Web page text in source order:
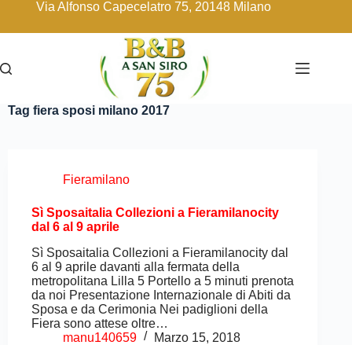
Via Alfonso Capecelatro 75, 20148 Milano
Tag fiera sposi milano 2017
Fieramilano
Sì Sposaitalia Collezioni a Fieramilanocity
dal 6 al 9 aprile
Sì Sposaitalia Collezioni a Fieramilanocity dal
6 al 9 aprile davanti alla fermata della
metropolitana Lilla 5 Portello a 5 minuti prenota
da noi Presentazione Internazionale di Abiti da
Sposa e da Cerimonia Nei padiglioni della
Fiera sono attese oltre…
manu140659
Marzo 15, 2018